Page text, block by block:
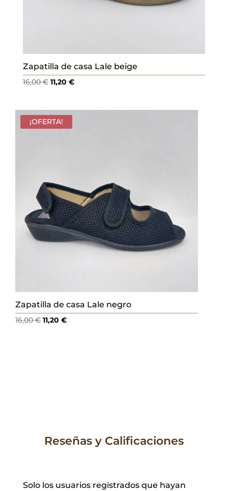
Zapatilla de casa Lale beige
16,00€ El
original
era:
11,20 €El
actual
¡OFERTA!
Zapatilla de casa Lale negro
16,00€El
11,20€El
Reseñas y Calificaciones
Solo los usuarios registrados que hayan